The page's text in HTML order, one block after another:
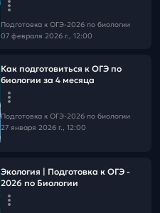
Подготовка к ОГЭ-2026 по биологии
07 февраля 2026 г., 12:00
Как подготовиться к ОГЭ по
биологии за 4 месяца
Подготовка к ОГЭ-2026 по биологии
27 января 2026 г., 12:00
Экология | Подготовка к ОГЭ -
2026 по Биологии